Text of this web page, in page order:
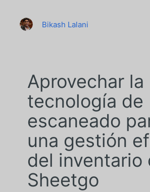
Bikash Lalani
Aprovechar la
tecnología de
escaneado
una gestión
del inventario
Sheetgo